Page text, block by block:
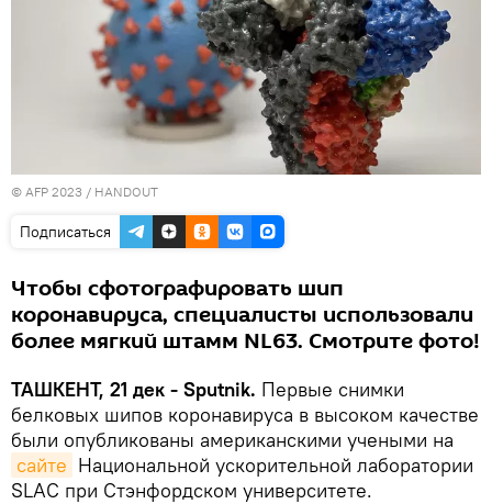
© AFP 2023 / HANDOUT
Подписаться
Чтобы сфотографировать шип
коронавируса, специалисты использовали
более мягкий штамм NL63. Смотрите фото!
ТАШКЕНТ, 21 дек - Sputnik. Первые снимки
белковых шипов коронавируса в высоком качестве
были опубликованы американскими учеными на
сайте Национальной ускорительной лаборатории
SLAC при Стэнфордском университете.